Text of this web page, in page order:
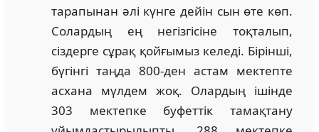
тарапынан әлі күнге дейін сын өте көп.
Солардың ең негізгісіне тоқталып,
сіздерге сұрақ қойғымыз келеді. Бірінші,
бүгінгі таңда 800-ден астам мектепте
асхана мүлдем жоқ. Олардың ішінде
303 мектепке буфеттік тамақтану